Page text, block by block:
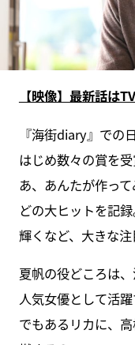
【映像】最新話は
『海街diary』での
はじめ数々の賞を
あ、あんたが作っ
どの大ヒットを記
輝くなど、大きな注
夏帆の役どころは
人気女優として活
でもあるリカに、